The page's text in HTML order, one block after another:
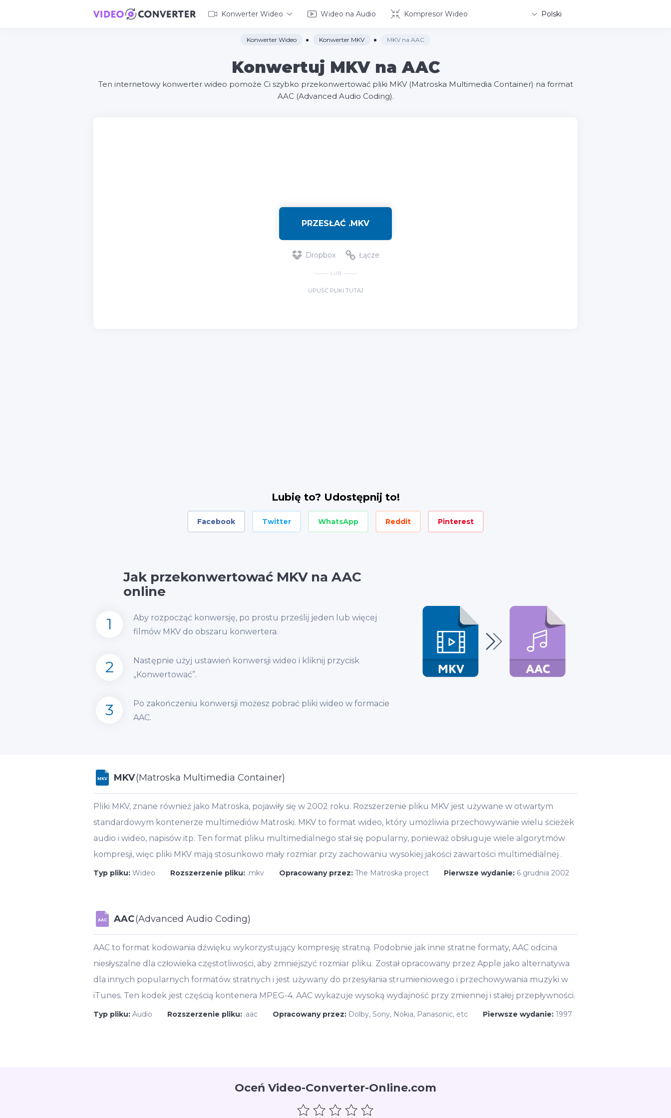
Konwerter Wideo Wideo na Audio Kompresor Wideo Polski
Konwerter Wideo Konwerter MKV MKV na AAC
Konwertuj MKV na AAC
Ten internetowy konwerter wideo pomoże Ci szybko przekonwertować pliki MKV (Matroska Multimedia Container) na format
AAC (Advanced Audio Coding).
PRZESŁAĆ .MKV
Dropbox Łącze
LUB
UPUŚĆ PLIKI TUTAJ
Lubię to? Udostępnij to!
Facebook Twitter WhatsApp Reddit Pinterest
Jak przekonwertować MKV na AAC
online
1
Aby rozpocząć konwersję, po prostu prześlij jeden lub więcej
filmów MKV do obszaru konwertera.
2
Następnie użyj ustawień konwersji wideo i kliknij przycisk
„Konwertować”.
3
Po zakończeniu konwersji możesz pobrać pliki wideo w formacie
AAC.
MKV MKV(Matroska Multimedia Container)
Pliki MKV, znane również jako Matroska, pojawiły się w 2002 roku. Rozszerzenie pliku MKV jest używane w otwartym
standardowym kontenerze multimediów Matroski. MKV to format wideo, który umożliwia przechowywanie wielu ścieżek
audio i wideo, napisów itp. Ten format pliku multimedialnego stał się popularny, ponieważ obsługuje wiele algorytmów
kompresji, więc pliki MKV mają stosunkowo mały rozmiar przy zachowaniu wysokiej jakości zawartości multimedialnej .
Typ pliku: Wideo Rozszerzenie pliku: .mkv Opracowany przez: The Matroska project Pierwsze wydanie: 6 grudnia 2002
AAC AAC(Advanced Audio Coding)
AAC to format kodowania dźwięku wykorzystujący kompresję stratną. Podobnie jak inne stratne formaty, AAC odcina
niesłyszalne dla człowieka częstotliwości, aby zmniejszyć rozmiar pliku. Został opracowany przez Apple jako alternatywa
dla innych popularnych formatów stratnych i jest używany do przesyłania strumieniowego i przechowywania muzyki w
iTunes. Ten kodek jest częścią kontenera MPEG-4. AAC wykazuje wysoką wydajność przy zmiennej i stałej przepływności.
Typ pliku: Audio Rozszerzenie pliku: .aac Opracowany przez: Dolby, Sony, Nokia, Panasonic, etc Pierwsze wydanie: 1997
Oceń Video-Converter-Online.com